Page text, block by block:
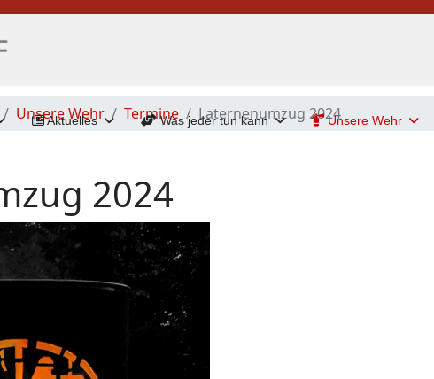
Aktuelles Was jeder tun kann Unsere Wehr
Unsere Wehr Termine Laternenumzug 2024
2024